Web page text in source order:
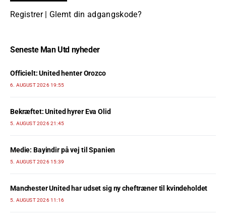
Registrer| Glemt din adgangskode?
Seneste Man Utd nyheder
Officielt: United henter Orozco
6. AUGUST 2026 19:55
Bekræftet: United hyrer Eva Olid
5. AUGUST 2026 21:45
Medie: Bayindir på vej til Spanien
5. AUGUST 2026 15:39
Manchester United har udset sig ny cheftræner til kvindeholdet
5. AUGUST 2026 11:16